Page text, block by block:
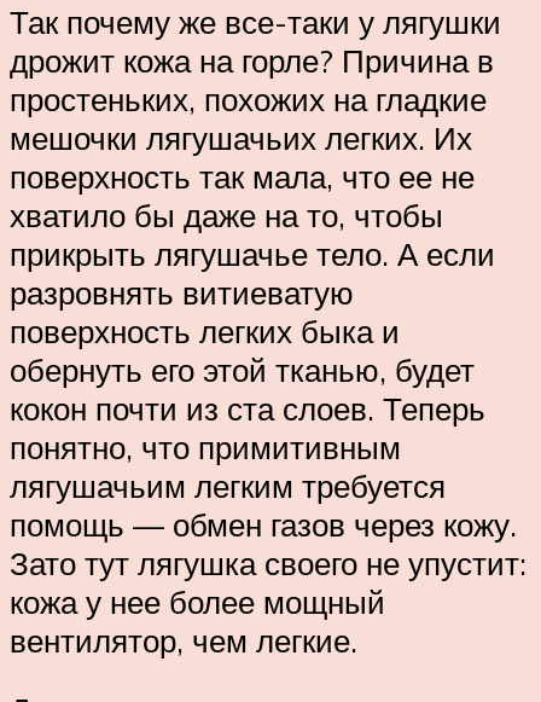
Так почему же все-таки у лягушки
дрожит кожа на горле? Причина в
простеньких, похожих на гладкие
мешочки лягушачьих легких. Их
поверхность так мала, что ее не
хватило бы даже на то, чтобы
прикрыть лягушачье тело. А если
разровнять витиеватую
поверхность легких быка и
обернуть его этой тканью, будет
кокон почти из ста слоев. Теперь
понятно, что примитивным
лягушачьим легким требуется
помощь — обмен газов через кожу.
Зато тут лягушка своего не упустит:
кожа у нее более мощный
вентилятор, чем легкие.